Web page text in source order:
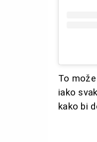
To
iako
kako bi